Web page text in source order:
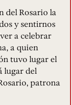
del Rosario la
y sentirnos
a celebrar
a quien
tuvo lugar el
lugar del
patrona